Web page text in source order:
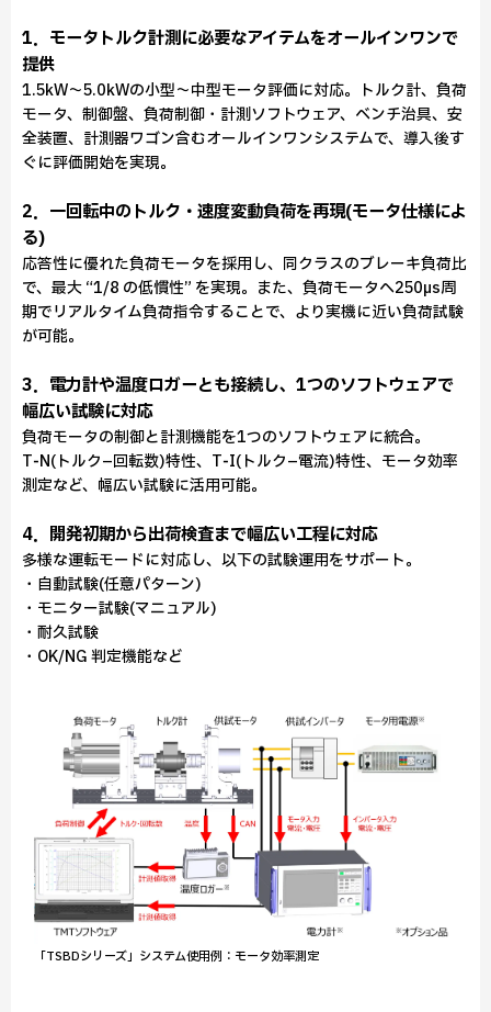
1．モータトルク計測に必要なアイテムをオールインワンで
提供
1.5kW～5.0kWの小型～中型モータ評価に対応。トルク計、負荷
モータ、制御盤、負荷制御・計測ソフトウェア、ベンチ治具、安
全装置、計測器ワゴン含むオールインワンシステムで、導入後す
ぐに評価開始を実現。
2．一回転中のトルク・速度変動負荷を再現(モータ仕様によ
る)
応答性に優れた負荷モータを採用し、同クラスのブレーキ負荷比
で、最大 “1/8 の低慣性” を実現。また、負荷モータへ250µs周
期でリアルタイム負荷指令することで、より実機に近い負荷試験
が可能。
3．電力計や温度ロガーとも接続し、1つのソフトウェアで
幅広い試験に対応
負荷モータの制御と計測機能を1つのソフトウェアに統合。
T‑N(トルク–回転数)特性、T‑I(トルク–電流)特性、モータ効率
測定など、幅広い試験に活用可能。
4．開発初期から出荷検査まで幅広い工程に対応
多様な運転モードに対応し、以下の試験運用をサポート。
・自動試験(任意パターン)
・モニター試験(マニュアル)
・耐久試験
・OK/NG 判定機能など
「TSBDシリーズ」システム使用例：モータ効率測定